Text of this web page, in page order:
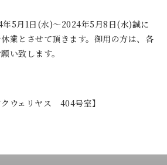
年5月1日(水)～2024年5月8日(水)誠に
業とさせて頂きます。御用の方は、各
い致します。
ウェリヤス 404号室】